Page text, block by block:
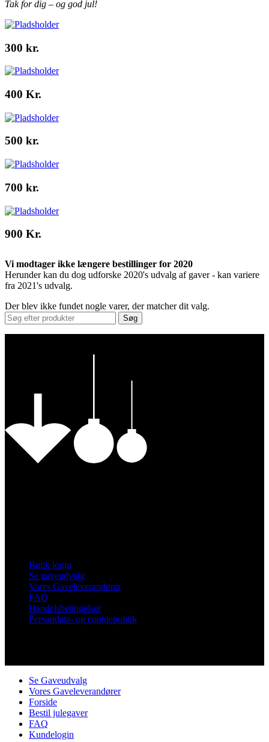
Tak for dig – og god jul!
300 kr.
400 Kr.
500 kr.
700 kr.
900 Kr.
Vi modtager ikke længere bestillinger for 2020
Herunder kan du dog udforske 2020's udvalg af gaver - kan variere
fra 2021's udvalg.
Der blev ikke fundet nogle varer, der matcher dit valg.
Søg
Butik login
Se gaveudvalg
Vores Gaveleverandører
FAQ
Handelsbetingelser
Persondata- og cookiepolitik
Se Gaveudvalg
Vores Gaveleverandører
Forside
Bestil julegaver
FAQ
Kundelogin